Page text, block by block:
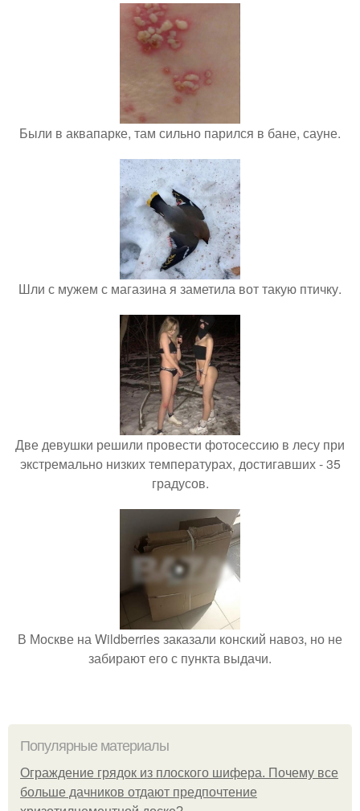
Были в аквапарке, там сильно парился в бане, сауне.
Шли с мужем с магазина я заметила вот такую птичку.
Две девушки решили провести фотосессию в лесу при
экстремально низких температурах, достигавших - 35
градусов.
В Москве на Wildberries заказали конский навоз, но не
забирают его с пункта выдачи.
Популярные материалы
Ограждение грядок из плоского шифера. Почему все
больше дачников отдают предпочтение